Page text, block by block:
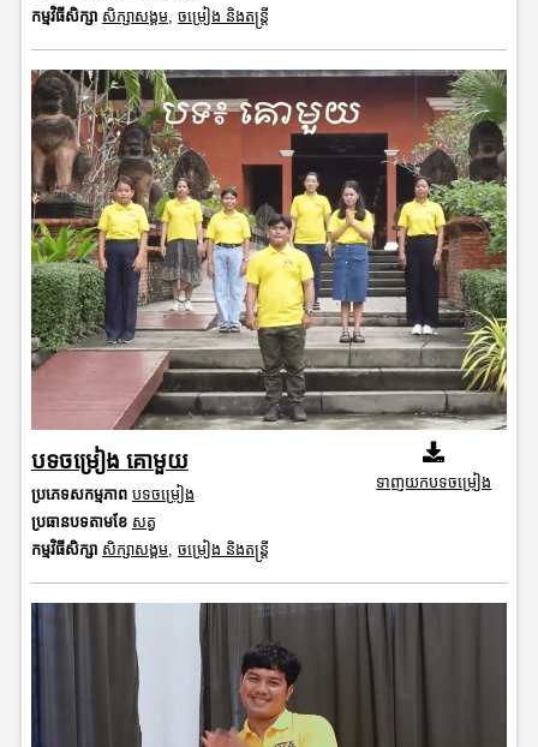
កម្មវិធីសិក្សា សិក្សាសង្គម, ចម្រៀង និងតន្ត្រី
បទចម្រៀង គោមួយ
ប្រភេទសកម្មភាព បទចម្រៀង
ប្រធានបទតាមខែ សត្វ
កម្មវិធីសិក្សា សិក្សាសង្គម, ចម្រៀង និងតន្ត្រី
ទាញយកបទចម្រៀង